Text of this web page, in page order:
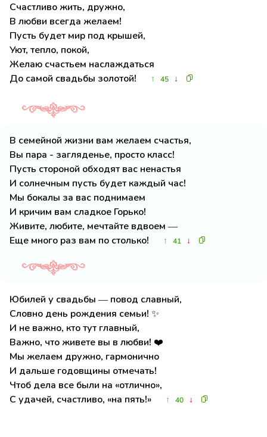
Счастливо жить, дружно,
В любви всегда желаем!
Пусть будет мир под крышей,
Уют, тепло, покой,
Желаю счастьем наслаждаться
До самой свадьбы золотой!
↑ 45 ↓
В семейной жизни вам желаем счастья,
Вы пара - загляденье, просто класс!
Пусть стороной обходят вас ненастья
И солнечным пусть будет каждый час!
Мы бокалы за вас поднимаем
И кричим вам сладкое Горько!
Живите, любите, мечтайте вдвоем —
Еще много раз вам по столько!
↑ 41 ↓
Юбилей у свадьбы — повод славный,
Словно день рождения семьи! ✨
И не важно, кто тут главный,
Важно, что живете вы в любви! ❤️
Мы желаем дружно, гармонично
И дальше годовщины отмечать!
Чтоб дела все были на «отлично»,
С удачей, счастливо, «на пять!»
↑ 40 ↓